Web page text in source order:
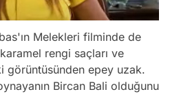
Melekleri filminde de
rengi saçları ve
görüntüsünden epey uzak.
Bircan Bali olduğunu